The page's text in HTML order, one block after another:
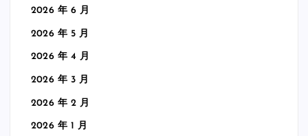
2026 年 6 月
2026 年 5 月
2026 年 4 月
2026 年 3 月
2026 年 2 月
2026 年 1 月